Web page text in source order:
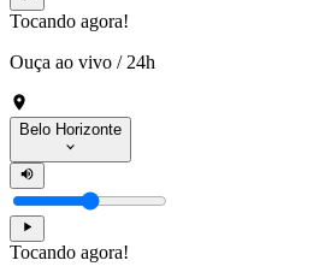
Tocando agora!
Ouça ao vivo / 24h
Belo Horizonte
Tocando agora!